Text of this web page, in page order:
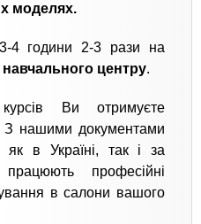
моделях.
4 години 2-3 рази на
навчального центру.
Ви отримуєте
З нашими документами
в Україні, так і за
професійні
в салони вашого